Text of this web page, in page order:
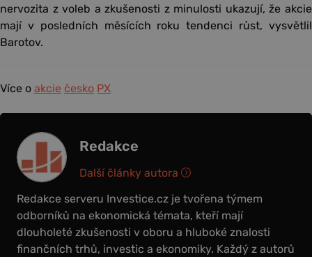
nervozita z voleb a zkušenosti z minulosti ukazují, že akcie
mají v posledních měsících roku tendenci růst, vysvětlil
Barotov.
Více o akcie česko PX
Redakce
Redakce serveru Investice.cz je tvořena týmem
odborníků na ekonomická témata, kteří mají
dlouholeté zkušenosti v oboru a hluboké znalosti
finančních trhů, investic a ekonomiky. Každý z autorů
Další články autora